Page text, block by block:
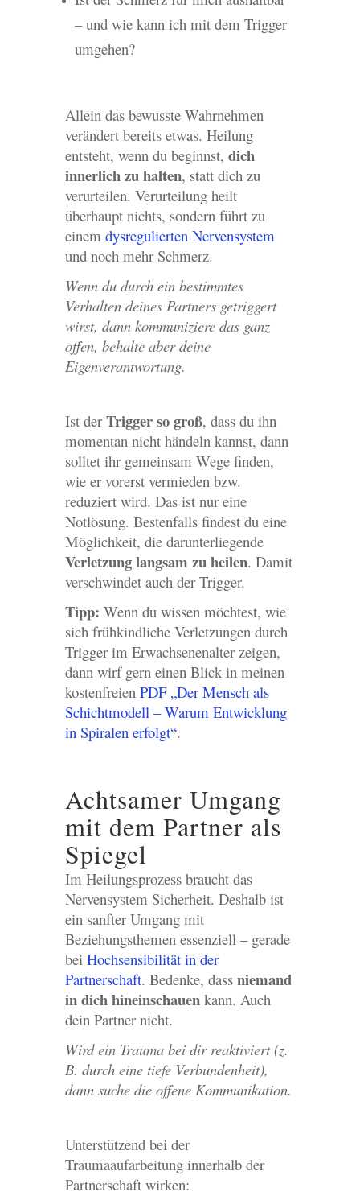
– und wie kann ich mit dem Trigger
umgehen?
Allein das bewusste Wahrnehmen
verändert bereits etwas. Heilung
entsteht, wenn du beginnst, dich
innerlich zu halten, statt dich zu
verurteilen. Verurteilung heilt
überhaupt nichts, sondern führt zu
einem dysregulierten Nervensystem
und noch mehr Schmerz.
Wenn du durch ein bestimmtes
Verhalten deines Partners getriggert
wirst, dann kommuniziere das ganz
offen, behalte aber deine
Eigenverantwortung.
Ist der Trigger so groß, dass du ihn
momentan nicht händeln kannst, dann
solltet ihr gemeinsam Wege finden,
wie er vorerst vermieden bzw.
reduziert wird. Das ist nur eine
Notlösung. Bestenfalls findest du eine
Möglichkeit, die darunterliegende
Verletzung langsam zu heilen. Damit
verschwindet auch der Trigger.
Tipp: Wenn du wissen möchtest, wie
sich frühkindliche Verletzungen durch
Trigger im Erwachsenenalter zeigen,
dann wirf gern einen Blick in meinen
kostenfreien PDF „Der Mensch als
Schichtmodell – Warum Entwicklung
in Spiralen erfolgt“.
Achtsamer Umgang
mit dem Partner als
Spiegel
Im Heilungsprozess braucht das
Nervensystem Sicherheit. Deshalb ist
ein sanfter Umgang mit
Beziehungsthemen essenziell – gerade
bei Hochsensibilität in der
Partnerschaft. Bedenke, dass niemand
in dich hineinschauenkann. Auch
dein Partner nicht.
Wird ein Trauma bei dir reaktiviert (z.
B. durch eine tiefe Verbundenheit),
dann suche die offene Kommunikation.
Unterstützend bei der
Traumaaufarbeitung innerhalb der
Partnerschaft wirken: